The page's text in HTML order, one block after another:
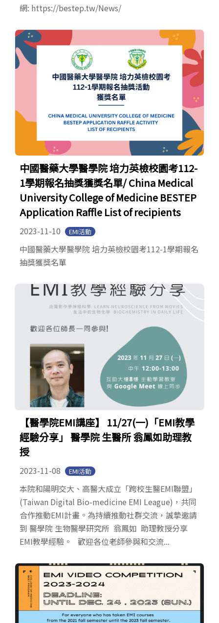
網: https://bestep.tw/News/
中國醫藥大學醫學院 培力英檢校園考112-
1學期報名抽獎獲獎名單/ China Medical
University College of Medicine BESTEP
Application Raffle List of recipients
2023-11-10 EMI活動
中國醫藥大學醫學院 培力英檢校園考112-1學期報名
抽獎獲獎名單
【醫學院EMI講座】 11/27(一)「EMI教學
經驗分享」 醫學院 生醫所 翁鳳如助理教
授
2023-11-08 EMI活動
本院和陽明交大、高醫大成立「跨校生醫EMI聯盟」
(Taiwan Digital Bio-medicine EMI League)，共同
合作推動EMI計畫。為持續推動社群交流，誠摯邀請
到 醫學院 生物醫學研究所 翁鳳如 助理教授分享
EMI教學經驗。 歡迎各位老師參與和交流...